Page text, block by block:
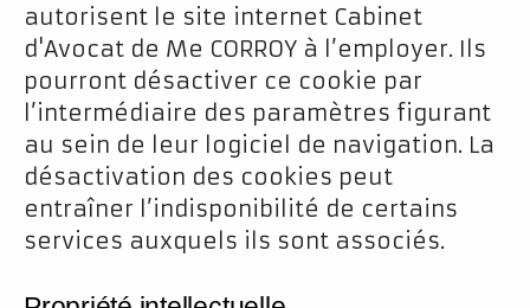
autorisent le site internet Cabinet
d'Avocat de Me CORROY à l’employer. Ils
pourront désactiver ce cookie par
l’intermédiaire des paramètres figurant
au sein de leur logiciel de navigation. La
désactivation des cookies peut
entraîner l’indisponibilité de certains
services auxquels ils sont associés.